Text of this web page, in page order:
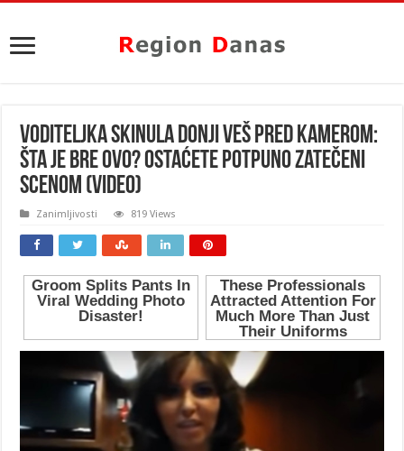
VODITELJKA SKINULA DONJI VEŠ PRED KAMEROM:
Šta je bre OVO? Ostaćete potpuno zatečeni
scenom (VIDEO)
Zanimljivosti 819 Views